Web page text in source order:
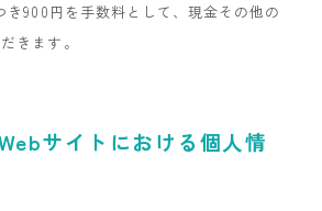
き900円を手数料として、現金その他の
きます。
サイトにおける個人情